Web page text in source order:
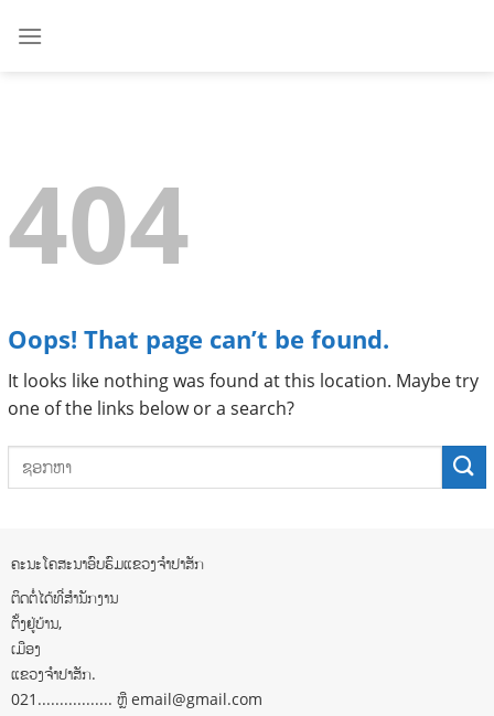
404
Oops! That page can’t be found.
It looks like nothing was found at this location. Maybe try
one of the links below or a search?
ຄະນະໂຄສະນາອົບຮົມແຂວງຈຳປາສັກ
ຕິດຕໍ່ໄດ້ທີ່ສຳນັກງານ
ຕັ້ງຢູ່ບ້ານ,
ເມືອງ
ແຂວງຈຳປາສັກ.
021................. ຫຼື email@gmail.com